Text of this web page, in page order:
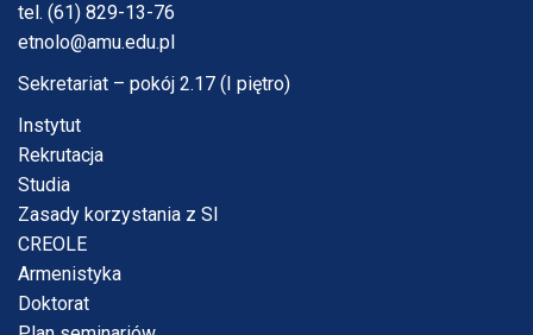
tel. (61) 829-13-76
etnolo@amu.edu.pl
Sekretariat – pokój 2.17 (I piętro)
Instytut
Rekrutacja
Studia
Zasady korzystania z SI
CREOLE
Armenistyka
Doktorat